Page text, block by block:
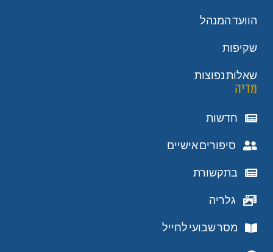
הוועד המנהל
שקיפות
שאלות נפוצות
מדיה
חדשות
סיפורים אישיים
בתקשורת
גלריה
מסר שבועי לחייל